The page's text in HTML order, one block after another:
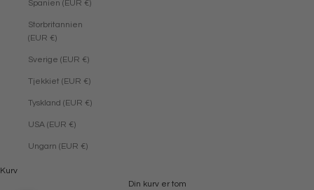
Spanien (EUR €)
Storbritannien
(EUR €)
Sverige (EUR €)
Tjekkiet (EUR €)
Tyskland (EUR €)
USA (EUR €)
Ungarn (EUR €)
Kurv
Din kurv er tom